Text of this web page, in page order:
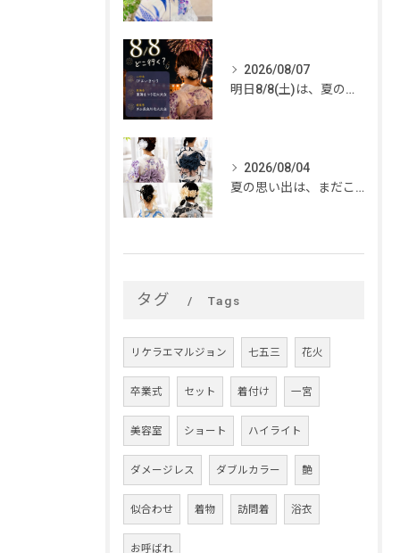
2026/08/07
明日8/8(土)は、夏のイベントがいっぱい🎆
2026/08/04
夏の思い出は、まだこれから。
タグ Tags
リケラエマルジョン 七五三 花火
卒業式 セット 着付け 一宮
美容室 ショート ハイライト
ダメージレス ダブルカラー 艶
似合わせ 着物 訪問着 浴衣
お呼ばれ